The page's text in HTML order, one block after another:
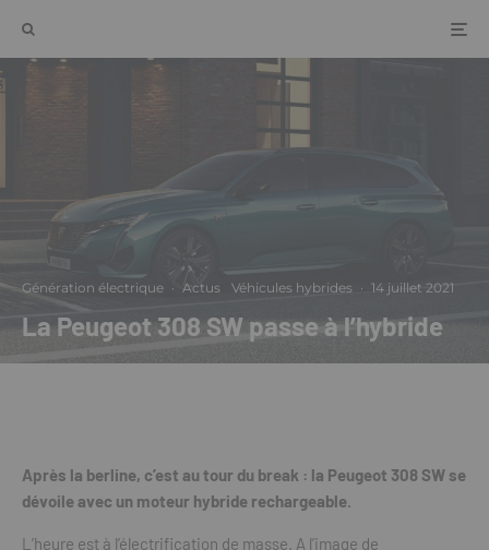
Génération électrique · Actus Véhicules hybrides · 14 juillet 2021
La Peugeot 308 SW passe à l’hybride
Après la berline, c’est au tour du break : la Peugeot 308 SW se
dévoile avec un moteur hybride rechargeable.
L’heure est à l’électrification de masse. A l’image de